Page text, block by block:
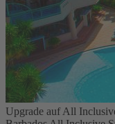
Upgrade auf All